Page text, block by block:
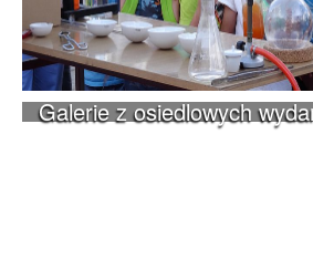
Galerie z osiedlowych